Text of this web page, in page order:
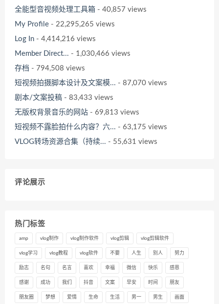
全能型音视频处理工具箱 - 40,857 views
My Profile - 22,295,265 views
Log In - 4,414,216 views
Member Direct... - 1,030,466 views
存档 - 794,508 views
短视频拍摄脚本设计及文案模... - 87,070 views
剧本/文案投稿 - 83,433 views
无版权背景音乐的网站 - 69,813 views
短视频不露脸拍什么内容？六... - 63,175 views
VLOG转场资源合集（持续... - 55,631 views
评论展示
热门标签
amp vlog制作 vlog制作软件 vlog剪辑 vlog剪辑软件
vlog学习 vlog教程 vlog软件 不要 人生 别人 努力
励志 名句 名言 喜欢 幸福 微信 快乐 感恩
感谢 成功 我们 抖音 文案 早安 时间 朋友
朋友圈 梦想 爱情 生命 生活 男一 男生 画面